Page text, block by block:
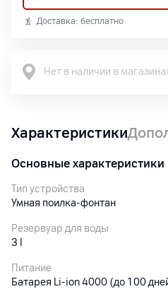
Доставка: бесплатно
Нет в наличии в
Характеристики
Основные характеристики
Тип устройства
Умная поилка-фонтан
Резервуар для воды
3
Питание
Батарея Li-ion 4000 (до 100